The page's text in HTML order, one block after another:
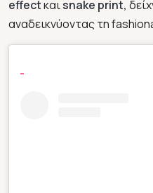
effectκαιsnake print,
αναδεικνύοντας τη